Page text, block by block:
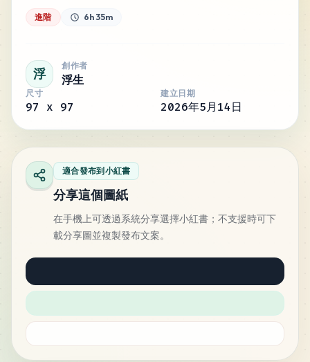
進階 6h 35m
浮
創作者
浮生
尺寸
97 x 97
建立日期
2026年5月14日
適合發布到小紅書
分享這個圖紙
在手機上可透過系統分享選擇小紅書；不支援時可下
載分享圖並複製發布文案。